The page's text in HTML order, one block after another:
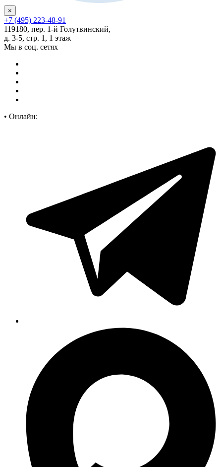
×
+7 (495) 223-48-91
119180, пер. 1-й Голутвинский,
д. 3-5, стр. 1, 1 этаж
Мы в соц. сетях
• Онлайн: